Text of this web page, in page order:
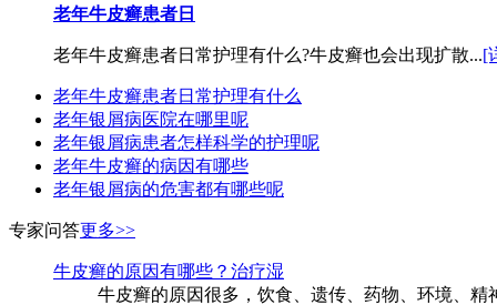
老年牛皮癣患者日
老年牛皮癣患者日常护理有什么?牛皮癣也会出现扩散...[
老年牛皮癣患者日常护理有什么
老年银屑病医院在哪里呢
老年银屑病患者怎样科学的护理呢
老年牛皮癣的病因有哪些
老年银屑病的危害都有哪些呢
专家问答更多>>
牛皮癣的原因有哪些？治疗湿
牛皮癣的原因很多，饮食、遗传、药物、环境、